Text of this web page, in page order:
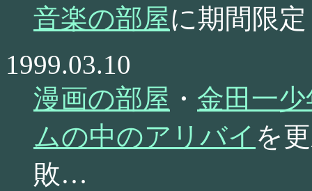
音楽の部屋に期間限
1999.03.10
漫画の部屋 ・ 金田一
ムの中のアリバイ を
敗…